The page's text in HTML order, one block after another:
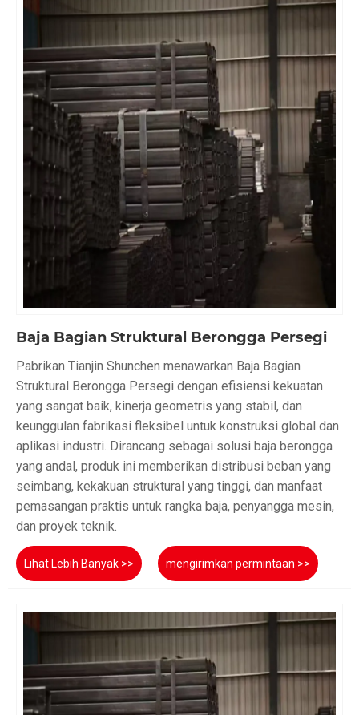
Baja Bagian Struktural Berongga Persegi
Pabrikan Tianjin Shunchen menawarkan Baja Bagian
Struktural Berongga Persegi dengan efisiensi kekuatan
yang sangat baik, kinerja geometris yang stabil, dan
keunggulan fabrikasi fleksibel untuk konstruksi global dan
aplikasi industri. Dirancang sebagai solusi baja berongga
yang andal, produk ini memberikan distribusi beban yang
seimbang, kekakuan struktural yang tinggi, dan manfaat
pemasangan praktis untuk rangka baja, penyangga mesin,
dan proyek teknik.
Lihat Lebih Banyak >> mengirimkan permintaan >>